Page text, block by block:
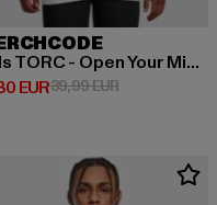
EUR
Kids TORC - Open Your Mind Basic Hoody
EUR Preis: 16,80 EUR
39,99 EURAktionspreis: